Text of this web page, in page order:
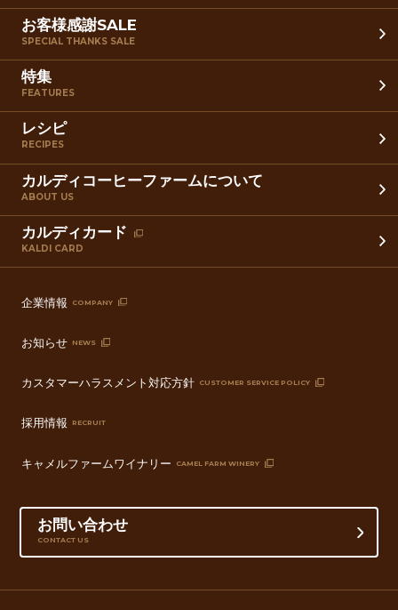
お客様感謝SALE
SPECIAL THANKS SALE
特集
FEATURES
レシピ
RECIPES
カルディコーヒーファームについて
ABOUT US
カルディカード
KALDI CARD
企業情報 COMPANY
お知らせ NEWS
カスタマーハラスメント対応方針 CUSTOMER SERVICE POLICY
採用情報 RECRUIT
キャメルファームワイナリー CAMEL FARM WINERY
お問い合わせ
CONTACT US